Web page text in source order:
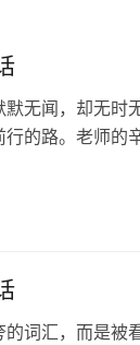
无闻，却无时
的路。老师的
词汇，而是被